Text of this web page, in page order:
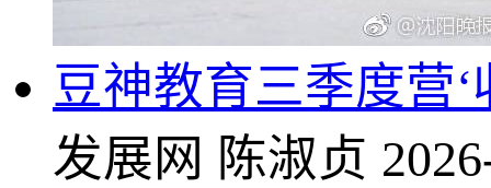
豆神教育三季度营
发展网 陈淑贞